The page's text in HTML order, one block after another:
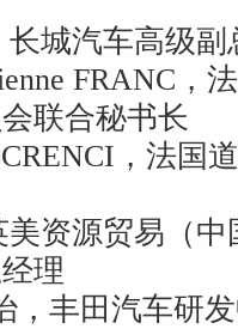
汽车高级副
FRANC，
联合秘书长
，法国
源贸易（中
理
丰田汽车研发